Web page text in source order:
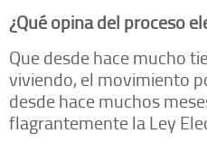
¿Qué opina del proceso
Que desde hace mucho
viviendo, el movimiento
desde hace muchos
flagrantemente la Ley